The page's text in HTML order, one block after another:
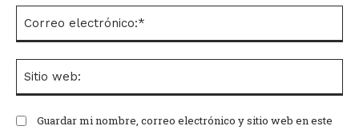
Guardar mi nombre, correo electrónico y sitio web en este